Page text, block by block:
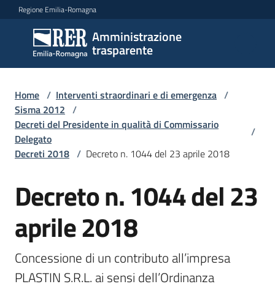
Vai al contenuto
Vai alla navigazione
Vai al footer
Regione Emilia-Romagna
Amministrazione
trasparente
Amministrazione
trasparente
Sottosezioni
Accesso
Home / Interventi straordinari e di emergenza /
Sisma 2012 /
Decreti del Presidente in qualità di Commissario
Delegato
/
Decreti 2018 / Decreto n. 1044 del 23 aprile 2018
Decreto n. 1044 del 23
aprile 2018
Concessione di un contributo all’impresa
PLASTIN S.R.L. ai sensi dell’Ordinanza